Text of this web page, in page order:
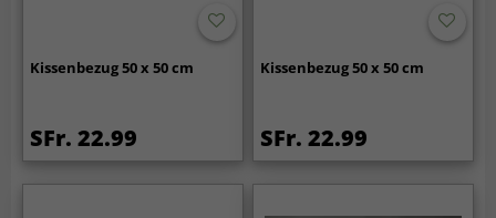
Kissenbezug 50 x 50 cm
SFr. 22.99
Kissenbezug 50 x 50 cm
SFr. 22.99